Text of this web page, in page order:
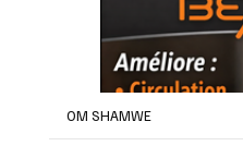
OM SHAMWE